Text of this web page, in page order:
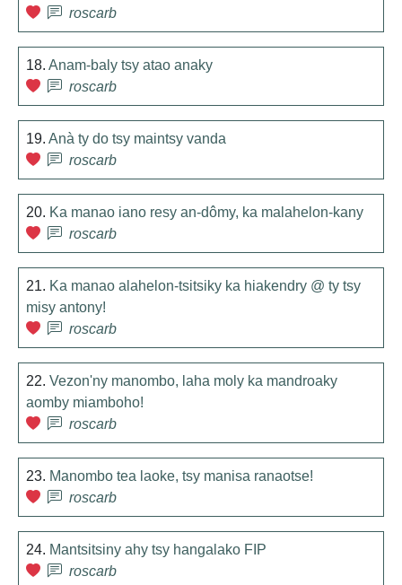
roscarb
18. Anam-baly tsy atao anaky
roscarb
19. Anà ty do tsy maintsy vanda
roscarb
20. Ka manao iano resy an-dômy, ka malahelon-kany
roscarb
21. Ka manao alahelon-tsitsiky ka hiakendry @ ty tsy
misy antony!
roscarb
22. Vezon'ny manombo, laha moly ka mandroaky
aomby miamboho!
roscarb
23. Manombo tea laoke, tsy manisa ranaotse!
roscarb
24. Mantsitsiny ahy tsy hangalako FIP
roscarb